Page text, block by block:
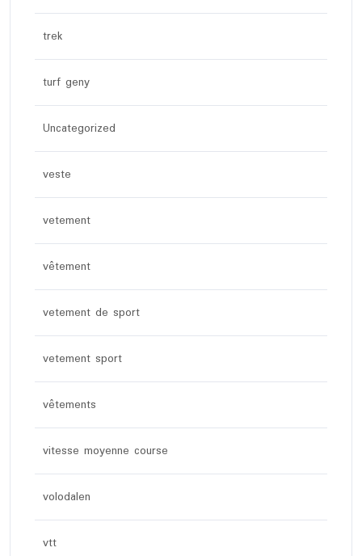
trek
turf geny
Uncategorized
veste
vetement
vêtement
vetement de sport
vetement sport
vêtements
vitesse moyenne course
volodalen
vtt